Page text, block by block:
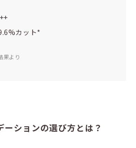
カット*
果より
ションの選び方とは？